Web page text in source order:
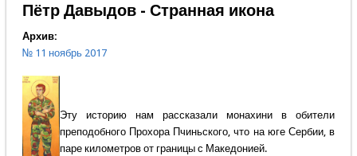
Пётр Давыдов - Странная икона
Архив:
№ 11 ноябрь 2017
Эту историю нам рассказали монахини в обители
преподобного Прохора Пчиньского, что на юге Сербии, в
паре километров от границы с Македонией.